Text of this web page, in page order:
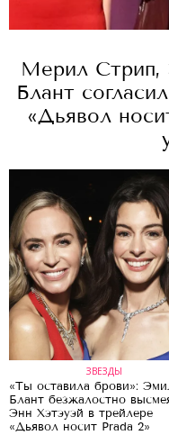
Мерил Стрип,
Блант
«Дьявол
ЗВЕЗДЫ
«Ты оставила брови»:
Блант безжалостно
Энн Хэтэуэй в трейлере
«Дьявол носит Prada 2»